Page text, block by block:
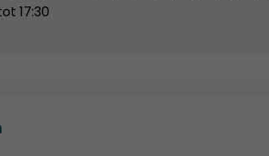
17:30